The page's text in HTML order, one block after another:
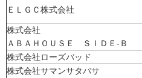
ＥＬＧＣ株式会社
株式会社
ＡＢＡＨＯＵＳＥ ＳＩＤＥ-Ｂ
株式会社ローズバッド
株式会社サマンサタバサ